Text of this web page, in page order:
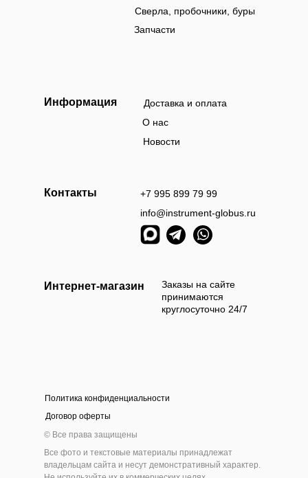
наличными
и самостоятельно выбрать и оплатить
товар наличными деньгами в нашем шоу-руме
инструмента
Заказы на сайте
принимаются
круглосуточно 24/7
Информация
Контакты
+7 995 899 79 99
info@instrument-globus.ru
Интернет-магазин
Сверла, пробочники, буры
Запчасти
Доставка и оплата
О нас
Новости
© Все права защищены
Политика конфиденциальности
Договор оферты
Все фото и текстовые материалы принадлежат
владельцам сайта и несут демонстративный характер.